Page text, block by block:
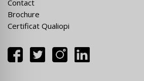
Contact
Brochure
Certificat Qualiopi